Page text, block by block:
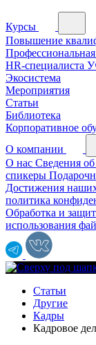
Курсы
Повышение
HR-специалиста
Экосистема
Мероприятия
Статьи
Библиотека
Корпоративное
О компании
О нас Сведения
спикеры
Достижения
политика
Обработка и
использования
Статьи
Другие
Кадры
Кадровое